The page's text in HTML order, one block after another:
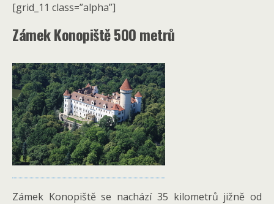
[grid_11 class=”alpha”]
Zámek Konopiště 500 metrů
Zámek Konopiště se nachází 35 kilometrů jižně od